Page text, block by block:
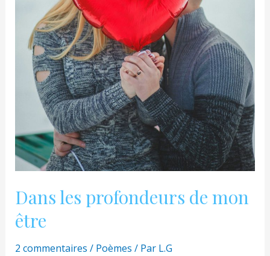
Dans les profondeurs de mon
être
2 commentaires / Poèmes / Par L.G